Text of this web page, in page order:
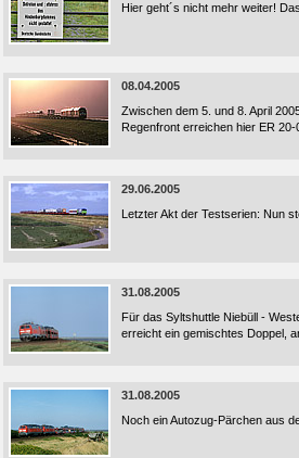
Hier geht´s nicht mehr weiter!
08.04.2005
Zwischen dem 5. und 8. April
Regenfront erreichen hier ER
29.06.2005
Letzter Akt der Testserien: Nun
31.08.2005
Für das Syltshuttle Niebüll -
erreicht ein gemischtes Doppel,
31.08.2005
Noch ein Autozug-Pärchen aus